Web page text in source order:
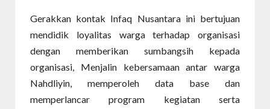
Gerakkan kontak Infaq Nusantara ini bertujuan
mendidik loyalitas warga terhadap organisasi
dengan memberikan sumbangsih kepada
organisasi, Menjalin kebersamaan antar warga
Nahdliyin, memperoleh data base dan
memperlancar program kegiatan serta